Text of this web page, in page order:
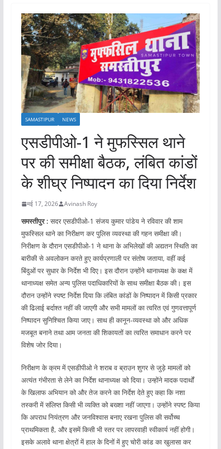
SAMASTIPUR NEWS
एसडीपीओ-1 ने मुफस्सिल थाने
पर की समीक्षा बैठक, लंबित कांडों
के शीघ्र निष्पादन का दिया निर्देश
मई 17, 2026 Avinash Roy
समस्तीपुर : सदर एसडीपीओ-1 संजय कुमार पांडेय ने रविवार की शाम
मुफस्सिल थाने का निरीक्षण कर पुलिस व्यवस्था की गहन समीक्षा की।
निरीक्षण के दौरान एसडीपीओ-1 ने थाना के अभिलेखों की अद्यतन स्थिति का
बारीकी से अवलोकन करते हुए कार्यप्रणाली पर संतोष जताया, वहीं कई
बिंदुओं पर सुधार के निर्देश भी दिए। इस दौरान उन्होंने थानाध्यक्ष के कक्ष में
थानाध्यक्ष समेत अन्य पुलिस पदाधिकारियों के साथ समीक्षा बैठक की। इस
दौरान उन्होंने स्पष्ट निर्देश दिया कि लंबित कांडों के निष्पादन में किसी प्रकार
की ढिलाई बर्दाश्त नहीं की जाएगी और सभी मामलों का त्वरित एवं गुणवत्तापूर्ण
निष्पादन सुनिश्चित किया जाए। साथ ही कानून-व्यवस्था को और अधिक
मजबूत बनाने तथा आम जनता की शिकायतों का त्वरित समाधान करने पर
विशेष जोर दिया।
निरीक्षण के क्रम में एसडीपीओ ने शराब व ब्राउन शुगर से जुड़े मामलों को
अत्यंत गंभीरता से लेने का निर्देश थानाध्यक्ष को दिया। उन्होंने मादक पदार्थों
के खिलाफ अभियान को और तेज करने का निर्देश देते हुए कहा कि नशा
तस्करी में संलिप्त किसी भी व्यक्ति को बख्शा नहीं जाएगा। उन्होंने स्पष्ट किया
कि अपराध नियंत्रण और जनविश्वास बनाए रखना पुलिस की सर्वोच्च
प्राथमिकता है, और इसमें किसी भी स्तर पर लापरवाही स्वीकार्य नहीं होगी।
इसके अलावे थाना क्षेत्रों में हाल के दिनों में हुए चोरी कांड का खुलासा कर